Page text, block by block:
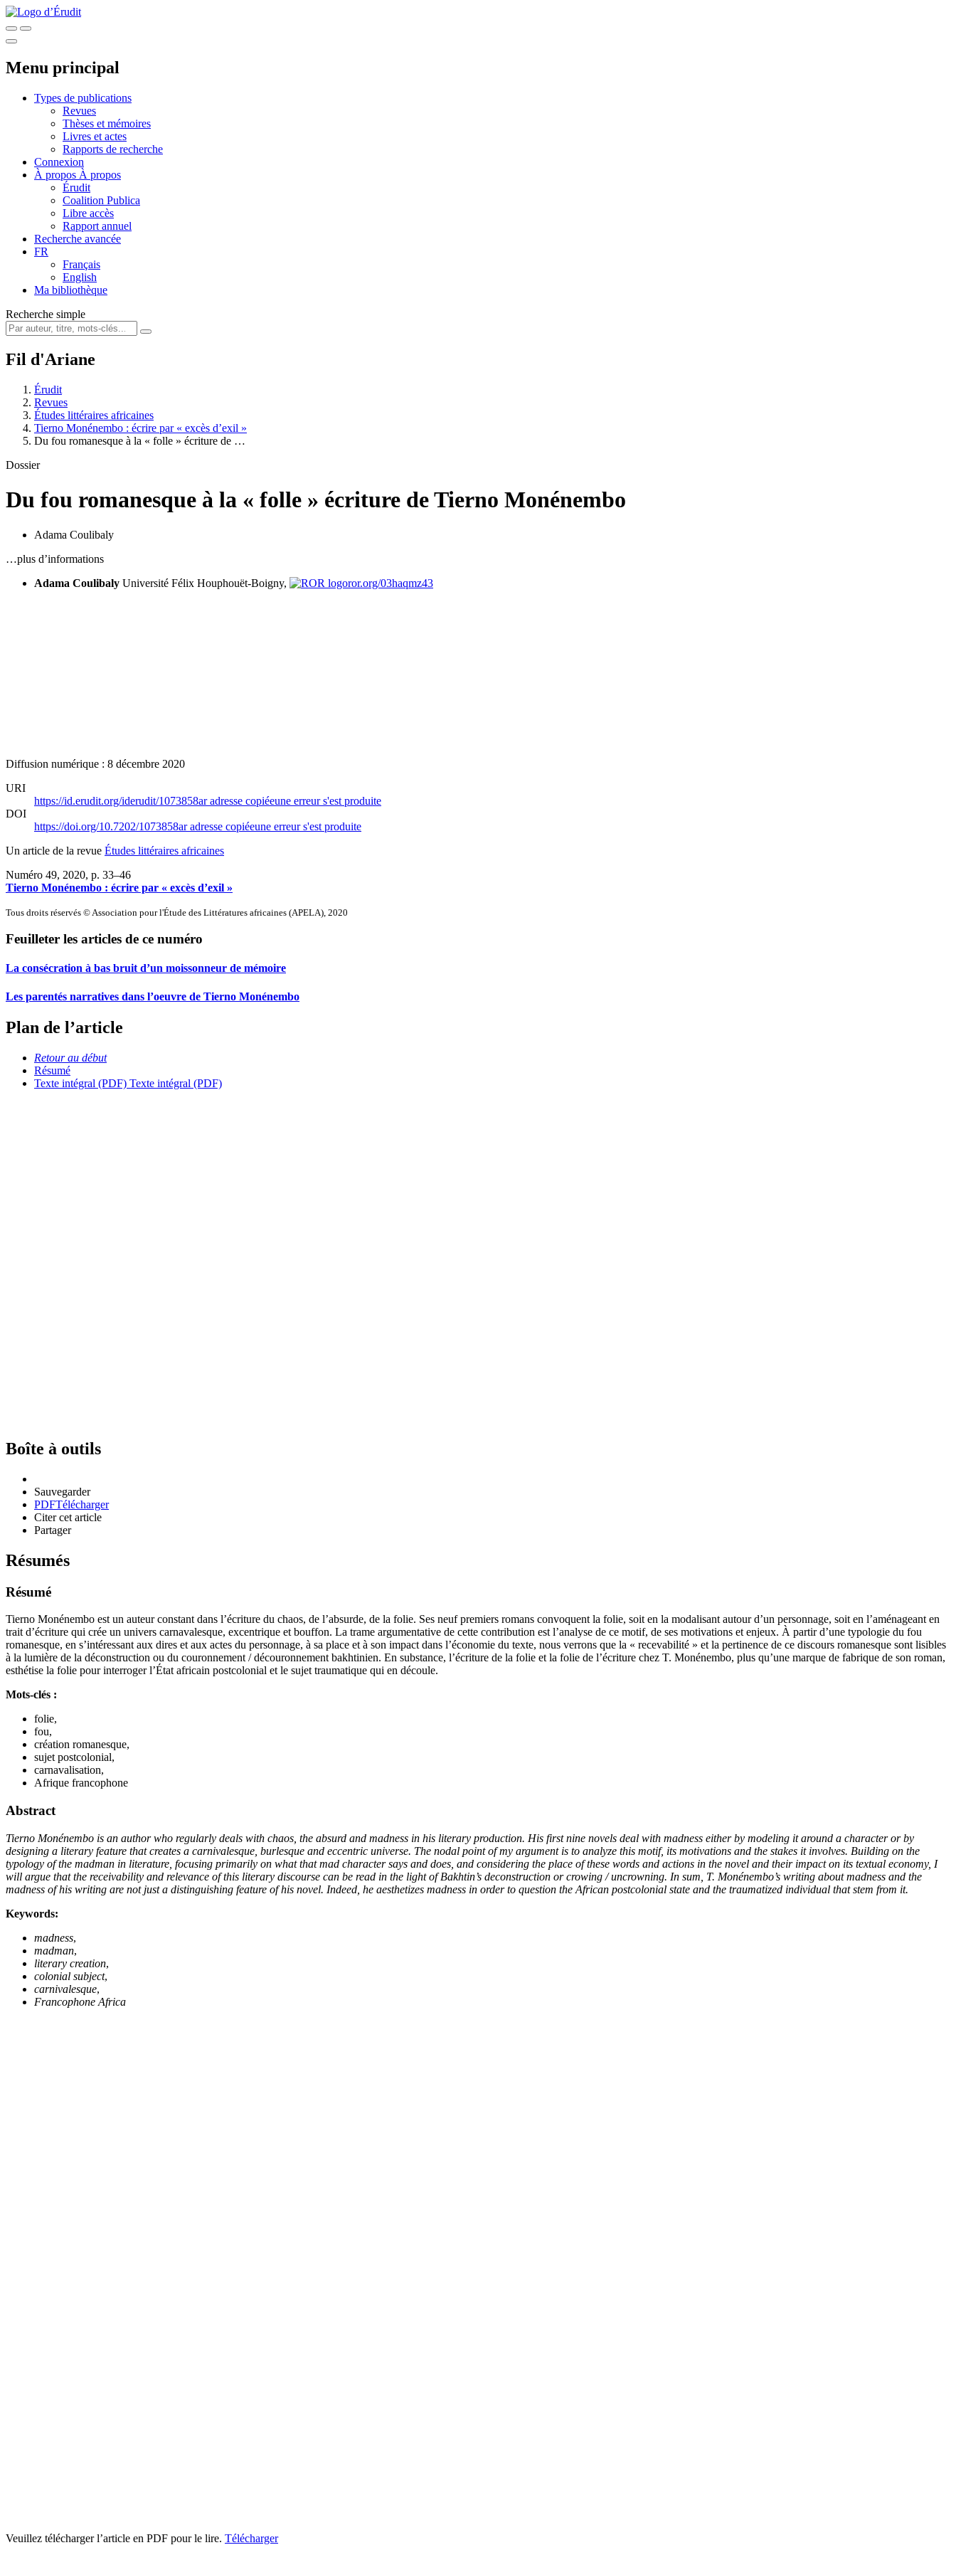
Menu principal
Types de publications
Revues
Thèses et mémoires
Livres et actes
Rapports de recherche
Connexion
À propos À propos
Érudit
Coalition Publica
Libre accès
Rapport annuel
Recherche avancée
FR
Français
English
Ma bibliothèque
Recherche simple
Fil d'Ariane
Érudit
Revues
Études littéraires africaines
Tierno Monénembo : écrire par « excès d’exil »
Du fou romanesque à la « folle » écriture de …
Dossier
Du fou romanesque à la « folle » écriture de Tierno Monénembo
Adama Coulibaly
…plus d’informations
Adama Coulibaly Université Félix Houphouët-Boigny, ror.org/03haqmz43
Diffusion numérique : 8 décembre 2020
URI
https://id.erudit.org/iderudit/1073858aradresse copiéeune erreur s'est produite
DOI
https://doi.org/10.7202/1073858aradresse copiéeune erreur s'est produite
Un article de la revue Études littéraires africaines
Numéro 49, 2020, p. 33–46
Tierno Monénembo : écrire par « excès d’exil »
Tous droits réservés © Association pour l'Étude des Littératures africaines (APELA), 2020
Feuilleter les articles de ce numéro
La consécration à bas bruit d’un moissonneur de mémoire
Les parentés narratives dans l’oeuvre de Tierno Monénembo
Plan de l’article
Retour au début
Résumé
Texte intégral (PDF) Texte intégral (PDF)
Boîte à outils
Sauvegarder
PDFTélécharger
Citer cet article
Partager
Résumés
Résumé
Tierno Monénembo est un auteur constant dans l’écriture du chaos, de l’absurde, de la folie. Ses neuf premiers romans convoquent la folie, soit en la modalisant autour d’un personnage, soit en l’aménageant en
trait d’écriture qui crée un univers carnavalesque, excentrique et bouffon. La trame argumentative de cette contribution est l’analyse de ce motif, de ses motivations et enjeux. À partir d’une typologie du fou
romanesque, en s’intéressant aux dires et aux actes du personnage, à sa place et à son impact dans l’économie du texte, nous verrons que la « recevabilité » et la pertinence de ce discours romanesque sont lisibles
à la lumière de la déconstruction ou du couronnement / découronnement bakhtinien. En substance, l’écriture de la folie et la folie de l’écriture chez T. Monénembo, plus qu’une marque de fabrique de son roman,
esthétise la folie pour interroger l’État africain postcolonial et le sujet traumatique qui en découle.
Mots-clés :
folie,
fou,
création romanesque,
sujet postcolonial,
carnavalisation,
Afrique francophone
Abstract
Tierno Monénembo is an author who regularly deals with chaos, the absurd and madness in his literary production. His first nine novels deal with madness either by modeling it around a character or by
designing a literary feature that creates a carnivalesque, burlesque and eccentric universe. The nodal point of my argument is to analyze this motif, its motivations and the stakes it involves. Building on the
typology of the madman in literature, focusing primarily on what that mad character says and does, and considering the place of these words and actions in the novel and their impact on its textual economy, I
will argue that the receivability and relevance of this literary discourse can be read in the light of Bakhtin’s deconstruction or crowing / uncrowning. In sum, T. Monénembo’s writing about madness and the
madness of his writing are not just a distinguishing feature of his novel. Indeed, he aesthetizes madness in order to question the African postcolonial state and the traumatized individual that stem from it.
Keywords:
madness,
madman,
literary creation,
colonial subject,
carnivalesque,
Francophone Africa
Veuillez télécharger l’article en PDF pour le lire. Télécharger